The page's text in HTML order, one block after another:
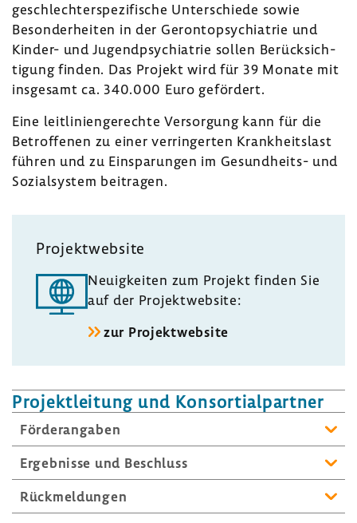
geschlech­ter­spe­zi­fi­sche Unter­schiede sowie
Beson­der­heiten in der Geron­to­psych­ia­trie und
Kinder- und Jugend­psych­ia­trie sollen Berück­sich­
ti­gung finden. Das Projekt wird für 39 Monate mit
insge­samt ca. 340.000 Euro geför­dert.
Eine leit­li­ni­en­ge­rechte Versor­gung kann für die
Betrof­fenen zu einer verrin­gerten Krank­heits­last
führen und zu Einspa­rungen im Gesundheits-​ und
Sozi­al­system beitragen.
Projekt­web­site
Neuig­keiten zum Projekt finden Sie
auf der Projekt­web­site:
zur Projekt­web­site
Projekt­lei­tung und Konsor­ti­al­partner
Förder­an­gaben
Ergeb­nisse und Beschluss
Rück­mel­dungen